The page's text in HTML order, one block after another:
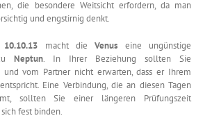
die besondere Weitsicht erfordern, da man
und engstirnig denkt.
macht dieVenus eine ungünstige
Neptun. In Ihrer Beziehung sollten Sie
und vom Partner nicht erwarten, dass er Ihrem
Eine Verbindung, die an diesen Tagen
sollten Sie einer längeren Prüfungszeit
fest binden.